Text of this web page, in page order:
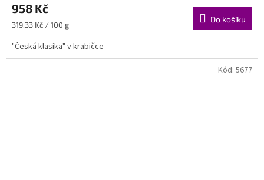
958 Kč
Měrná
319,33 Kč / 100 g
Do košíku
"Česká klasika" v krabičce
Kód: 5677